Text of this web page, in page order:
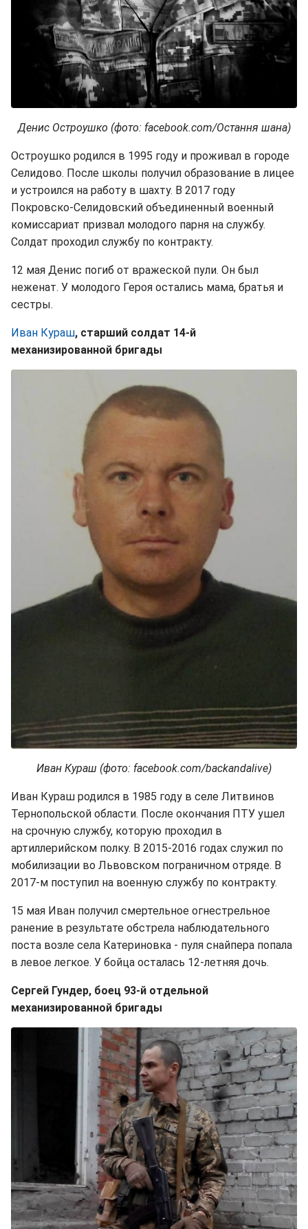
Денис Остроушко (фото: facebook.com/Остання шана)
Остроушко родился в 1995 году и проживал в городе
Селидово. После школы получил образование в лицее
и устроился на работу в шахту. В 2017 году
Покровско-Селидовский объединенный военный
комиссариат призвал молодого парня на службу.
Солдат проходил службу по контракту.
12 мая Денис погиб от вражеской пули. Он был
неженат. У молодого Героя остались мама, братья и
сестры.
Иван Кураш, старший солдат 14-й
механизированной бригады
Иван Кураш (фото: facebook.com/backandalive)
Иван Кураш родился в 1985 году в селе Литвинов
Тернопольской области. После окончания ПТУ ушел
на срочную службу, которую проходил в
артиллерийском полку. В 2015-2016 годах служил по
мобилизации во Львовском пограничном отряде. В
2017-м поступил на военную службу по контракту.
15 мая Иван получил смертельное огнестрельное
ранение в результате обстрела наблюдательного
поста возле села Катериновка - пуля снайпера попала
в левое легкое. У бойца осталась 12-летняя дочь.
Сергей Гундер, боец 93-й отдельной
механизированной бригады